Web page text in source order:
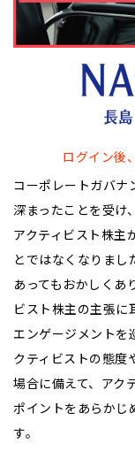
ログイン後
コーポレートガバナ
深まったことを受け
アクティビスト株主
とではなくなりまし
あってもおかしくあ
ビスト株主の主張に
エンゲージメントを
クティビストの態度
場合に備えて、アク
ポイントをあらかじ
す。